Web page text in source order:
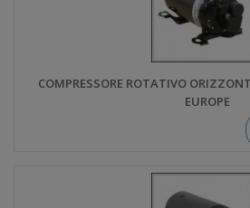
COMPRESSORE ROTATIVO
EUROPE